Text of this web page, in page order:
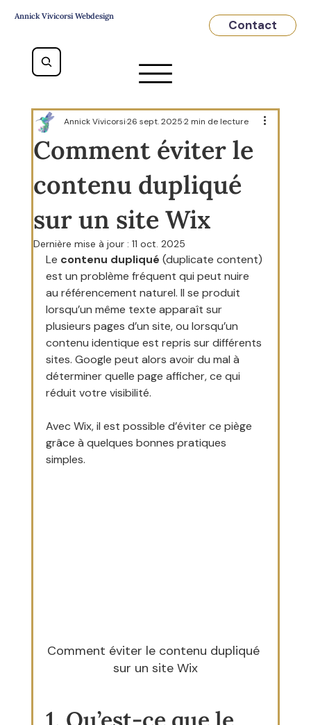
Annick Vivicorsi Webdesign
Contact
Comment éviter le
contenu dupliqué
sur un site Wix
Annick Vivicorsi26 sept. 20252 min de lecture
Dernière mise à jour : 11 oct. 2025
Le contenu dupliqué (duplicate content)
est un problème fréquent qui peut nuire
au référencement naturel. Il se produit
lorsqu’un même texte apparaît sur
plusieurs pages d’un site, ou lorsqu’un
contenu identique est repris sur différents
sites. Google peut alors avoir du mal à
déterminer quelle page afficher, ce qui
réduit votre visibilité.
Avec Wix, il est possible d’éviter ce piège
grâce à quelques bonnes pratiques
simples.
Comment éviter le contenu dupliqué
sur un site Wix